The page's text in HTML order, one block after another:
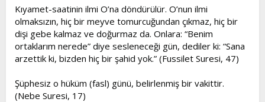
Kıyamet-saatinin ilmi O’na döndürülür. O’nun ilmi
olmaksızın, hiç bir meyve tomurcuğundan çıkmaz, hiç bir
dişi gebe kalmaz ve doğurmaz da. Onlara: “Benim
ortaklarım nerede” diye sesleneceği gün, dediler ki: “Sana
arzettik ki, bizden hiç bir şahid yok.” (Fussilet Suresi, 47)
Şüphesiz o hüküm (fasl) günü, belirlenmiş bir vakittir.
(Nebe Suresi, 17)